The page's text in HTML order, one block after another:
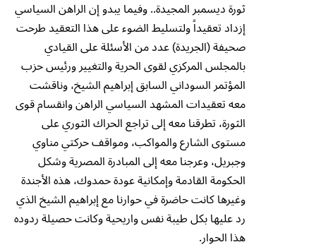
ثورة ديسمبر المجيدة.. وفيما يبدو إن الراهن السياسي
إزداد تعقيداً ولتسليط الضوء على هذا التعقيد طرحت
صحيفة (الجريدة) عدد من الأسئلة على القيادي
بالمجلس المركزي لقوى الحرية والتغيير ورئيس حزب
المؤتمر السوداني السابق إبراهيم الشيخ، وناقشت
معه تعقيدات المشهد السياسي الراهن وانقسام قوى
الثورة، تطرقنا معه إلى تراجع الحراك الثوري على
مستوى الشارع والمواكب، ومواقف حركتي مناوي
وجبريل، وعرجنا معه إلى المبادرة المصرية وشكل
الحكومة القادمة وإمكانية عودة حمدوك، هذه الأجندة
وغيرها كانت حاضرة في حوارنا مع إبراهيم الشيخ الذي
رد عليها بكل طيبة نفس واريحية وكانت حصيلة ردوده
هذا الحوار.